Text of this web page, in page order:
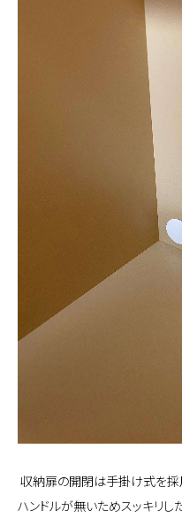
収納扉の開閉は手掛け式を採
ハンドルが無いためスッキリし